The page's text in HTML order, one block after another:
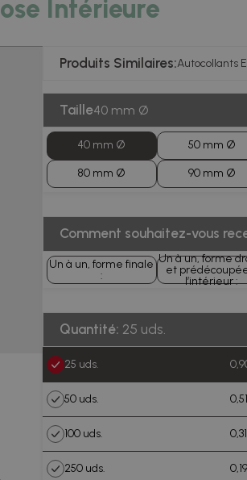
Intérieure
Produits Similaires:Autocollants
Taille40 mm Ø
40 mm Ø 50 mm Ø
80 mm Ø 90 mm Ø
Comment souhaitez-vous
Un à un, forme finale
:
Un à un, forme
et
l’intérieur :
Quantité: 25 uds.
25 uds.
50 uds.
100 uds.
250 uds.